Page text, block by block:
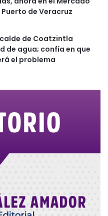
de Veracruz
de Coatzintla
de agua; confía en que
el problema